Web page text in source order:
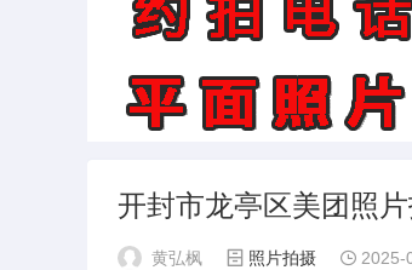
开封市龙亭区美团照
黄弘枫 照片拍摄 2025-